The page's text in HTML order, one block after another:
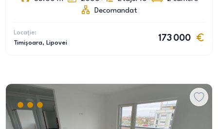
Decomandat
Locație:
Timișoara, Lipovei
173 000